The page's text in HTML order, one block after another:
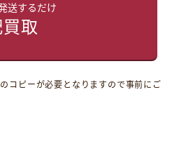
送するだけ
取
コピーが必要となりますので事前にご